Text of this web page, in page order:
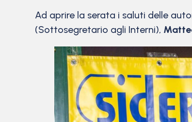
Ad aprire la serata i saluti delle
(Sottosegretario agli Interni),